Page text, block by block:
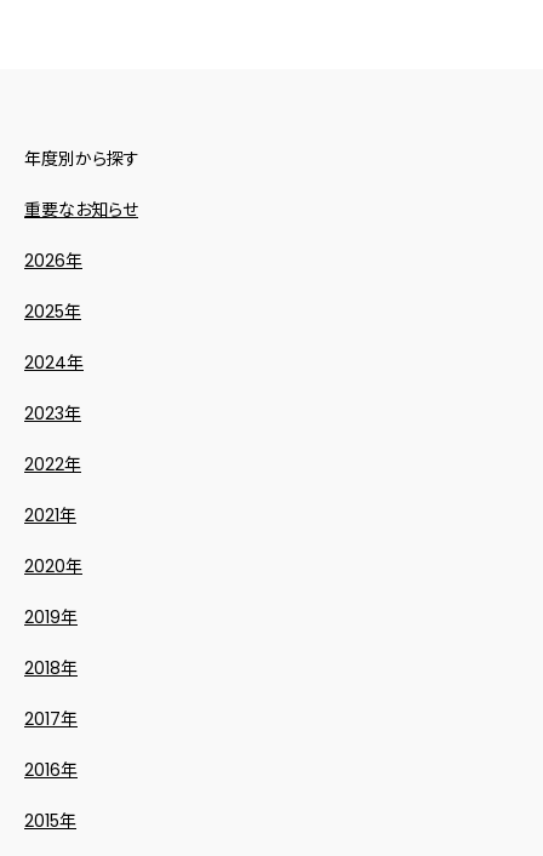
年度別から探す
重要なお知らせ
2026年
2025年
2024年
2023年
2022年
2021年
2020年
2019年
2018年
2017年
2016年
2015年